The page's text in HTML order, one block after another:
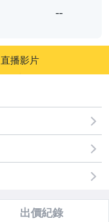
-
--
直播影片
出價紀錄